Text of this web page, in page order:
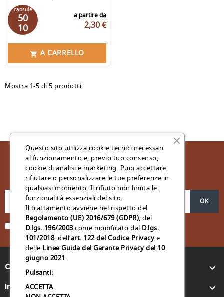
a partire da
2,30 €
capsule
50
10
 A CARRELLO
Mostra 1-5 di 5 prodotti
Iscriviti Alla Nostra Newsletter
Acconsento al trattamento dei miei dati personali *
Contattaci 
Info CapsuleShop.it 
Questo sito utilizza cookie tecnici necessari
al funzionamento e, previo tuo consenso,
cookie di analisi e marketing. Puoi accettare,
rifiutare o personalizzare le tue preferenze in
qualsiasi momento. Il rifiuto non limita le
funzionalità essenziali del sito.
Il trattamento avviene nel rispetto del
Regolamento (UE) 2016/679 (GDPR), del
D.lgs. 196/2003come modificato dal D.lgs.
101/2018, dell’art. 122 del Codice Privacye
delle Linee Guida del Garante Privacy del 10
giugno 2021.
Pulsanti:
ACCETTA